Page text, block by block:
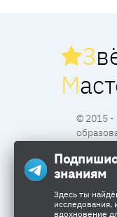
З
М
© 2015 -
Все права
разрешена с
знаниям
Здесь ты
вдохновение